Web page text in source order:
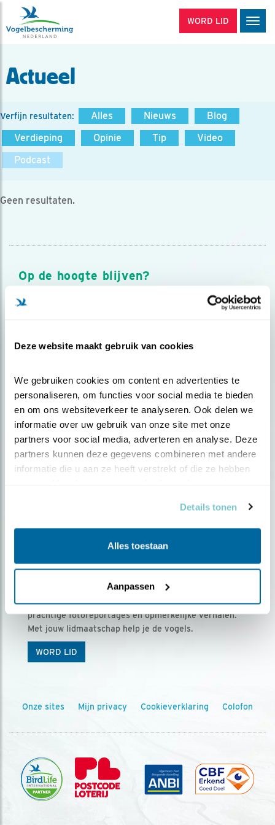
Deze website maakt gebruik van cookies
We gebruiken cookies om content en advertenties te
personaliseren, om functies voor social media te bieden
en om ons websiteverkeer te analyseren. Ook delen we
informatie over uw gebruik van onze site met onze
partners voor social media, adverteren en analyse. Deze
partners kunnen deze gegevens combineren met andere
informatie die u aan ze heeft verstrekt of die ze hebben
Details tonen
Alles toestaan
Aanpassen
WORD LID
Actueel
Verfijn resultaten: Alles Nieuws
Blog
Verdieping
Opinie Tip
Video
Podcast
Geen resultaten.
Op de hoogte blijven?
Meld je aan en ontvang nieuws, inspiratie, acties en tips
over vogels en activiteiten van Vogelbescherming.
Ontvang 5 x Vogels voor € 36,00 per jaar
Vogels is het tijdschrift voor onze leden, met
prachtige fotoreportages en opmerkelijke verhalen.
Met jouw lidmaatschap help je de vogels.
WORD LID
Onze sites Mijn privacy Cookieverklaring Colofon